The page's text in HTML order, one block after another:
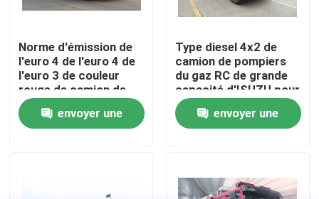
Contactez-nous
Demandez une citation
Camion de pompiers de sauvetage d'urgence
Camion de pompiers à poudre sèche
Norme d'émission de
l'euro 4 de l'euro 4 de
l'euro 3 de couleur
rouge de camion de
pompiers du gaz
diesel d'ISUZU
envoyer une
Type diesel 4x2 de
camion de pompiers
du gaz RC de grande
capacité d'ISUZU pour
la lutte contre
l'incendieenvoyer une